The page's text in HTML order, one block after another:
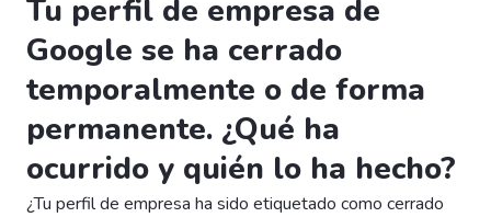
Tu perfil de empresa de
Google se ha cerrado
temporalmente o de forma
permanente. ¿Qué ha
ocurrido y quién lo ha hecho?
¿Tu perfil de empresa ha sido etiquetado como cerrado